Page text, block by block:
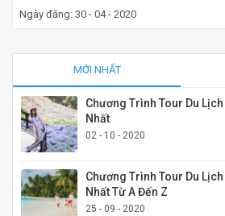
Ngày đăng: 30 - 04 - 2020
MỚI NHẤT
Chương Trình Tour Du
Nhất
02 - 10 - 2020
Chương Trình Tour Du
Nhất Từ A Đến Z
25 - 09 - 2020